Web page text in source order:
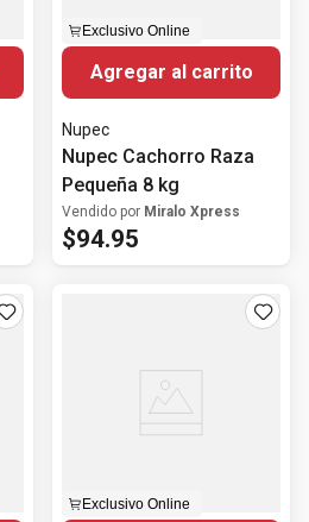
Exclusivo Online
Agregar al carrito
Nupec
Nupec Cachorro Raza
Pequeña 8 kg
Vendido por Miralo Xpress
$94.95
Exclusivo Online